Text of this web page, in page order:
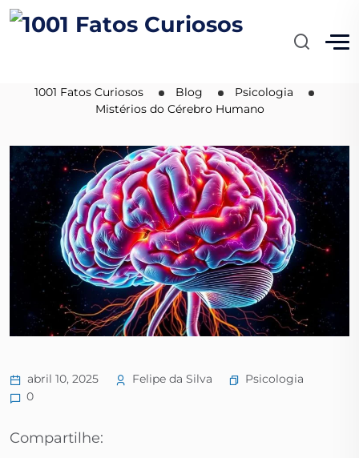
Mistérios do Cérebro
1001 Fatos Curiosos Blog
Psicologia
Mistérios do Cérebro Humano
abril 10, 2025 Felipe da Silva
Psicologia
0
Compartilhe: